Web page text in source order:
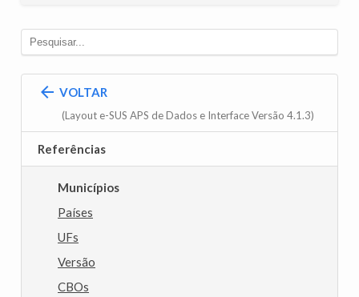
VOLTAR
(Layout e-SUS APS de Dados e Interface Versão 4.1.3)
Referências
Municípios
Países
UFs
Versão
CBOs